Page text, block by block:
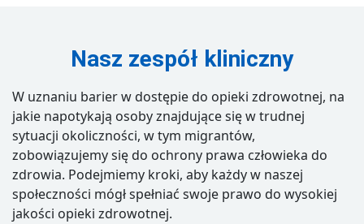
Nasz zespół kliniczny
W uznaniu barier w dostępie do opieki zdrowotnej, na
jakie napotykają osoby znajdujące się w trudnej
sytuacji okoliczności, w tym migrantów,
zobowiązujemy się do ochrony prawa człowieka do
zdrowia. Podejmiemy kroki, aby każdy w naszej
społeczności mógł spełniać swoje prawo do wysokiej
jakości opieki zdrowotnej.